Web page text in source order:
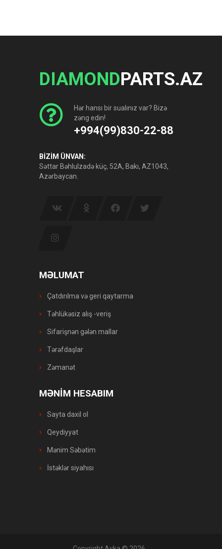
DIAMONDPARTS.AZ
Hər hansı bir sualınız var? Bizə
zəng edin!
+994(99)830-22-88
BİZİM ÜNVAN:
Səttar Bəhlulzadə küç, 52A, Bakı, AZ1043,
Azərbaycan.
MƏLUMAT
Çatdırılma və geri qaytarma
Təhlükəsiz alış -veriş
Sifarişnən gələn mallar
Tərəfdaşlar
Zəmanət
MƏNİM HESABIM
Sayta daxil ol
Qeydiyyat
Mənim Səbətim
İstəklər siyahısı